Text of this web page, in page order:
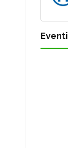
Eventi